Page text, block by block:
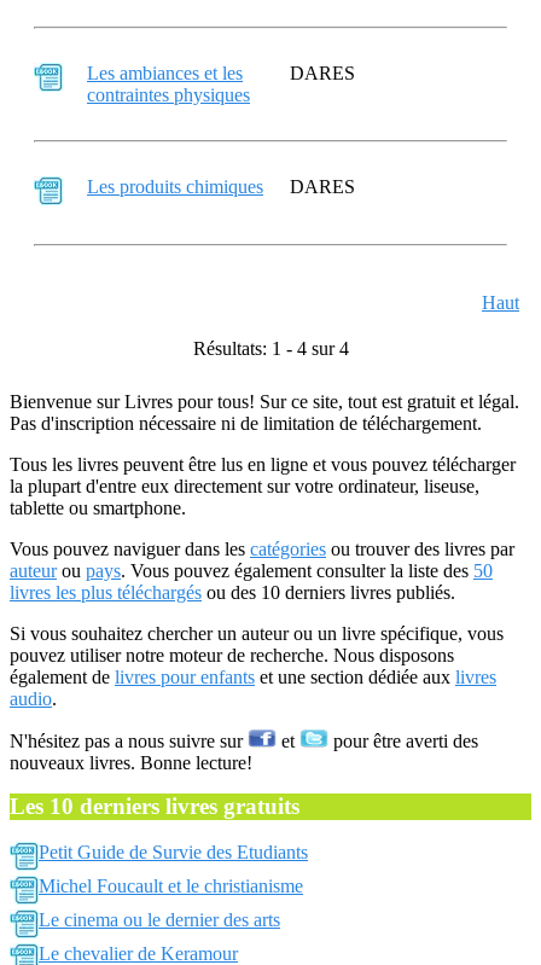
Les ambiances et les
contraintes physiques
DARES
Les produits chimiques DARES
Haut
Résultats: 1 - 4 sur 4
Bienvenue sur Livres pour tous! Sur ce site, tout est gratuit et légal.
Pas d'inscription nécessaire ni de limitation de téléchargement.
Tous les livres peuvent être lus en ligne et vous pouvez télécharger
la plupart d'entre eux directement sur votre ordinateur, liseuse,
tablette ou smartphone.
Vous pouvez naviguer dans les catégories ou trouver des livres par
auteurou pays. Vous pouvez également consulter la liste des 50
livres les plus téléchargés ou des 10 derniers livres publiés.
Si vous souhaitez chercher un auteur ou un livre spécifique, vous
pouvez utiliser notre moteur de recherche. Nous disposons
également de livres pour enfants et une section dédiée aux livres
audio.
N'hésitez pas a nous suivre sur et
pour être averti des
nouveaux livres. Bonne lecture!
Les 10 derniers livres gratuits
Petit Guide de Survie des Etudiants
Michel Foucault et le christianisme
Le cinema ou le dernier des arts
Le chevalier de Keramour